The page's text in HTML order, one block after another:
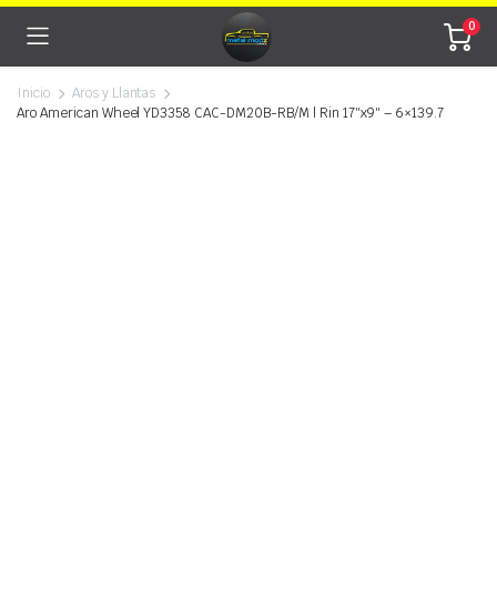
0
Inicio
Aros y Llantas
Aro American Wheel YD3358 CAC-DM20B-RB/M | Rin 17″x9″ – 6×139.7